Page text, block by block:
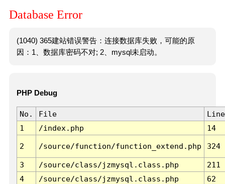
Database Error
(1040) 365建站错误警告：连接数据库失败，可能的原
因：1、数据库密码不对; 2、mysql未启动。
PHP Debug
No. File
Line
1
/index.php 14
2 /source/function/function_extend.php 324
3 /source/class/jzmysql.class.php
211
4
/source/class/jzmysql.class.php
62